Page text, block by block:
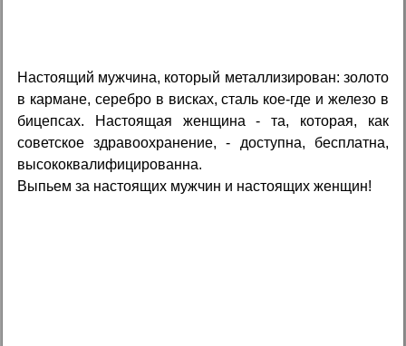
Настоящий мужчина, который металлизирован: золото
в кармане, серебро в висках, сталь кое-где и железо в
бицепсах. Настоящая женщина - та, которая, как
советское здравоохранение, - доступна, бесплатна,
высококвалифицированна.
Выпьем за настоящих мужчин и настоящих женщин!